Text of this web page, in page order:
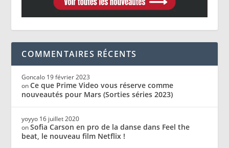
COMMENTAIRES RÉCENTS
Goncalo 19 février 2023
onCe que Prime Video vous réserve comme
nouveautés pour Mars (Sorties séries 2023)
yoyyo 16 juillet 2020
onSofia Carson en pro de la danse dans Feel the
beat, le nouveau film Netflix !